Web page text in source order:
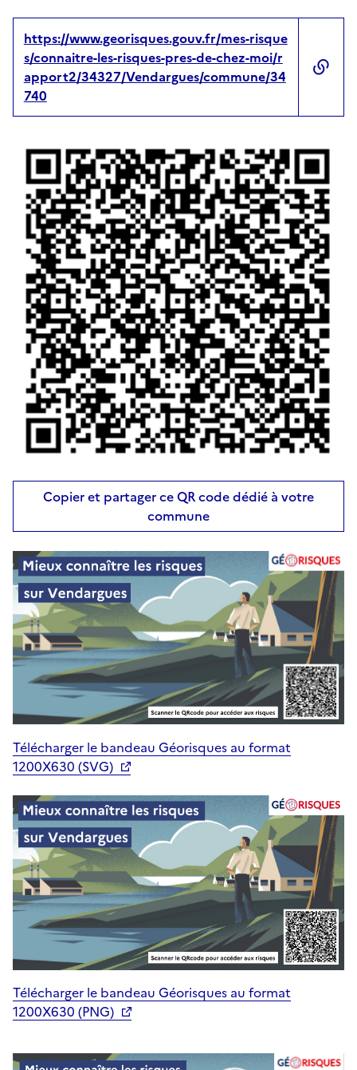
https://www.georisques.gouv.fr/mes-risque
s/connaitre-les-risques-pres-de-chez-moi/r
apport2/34327/Vendargues/commune/34
740
Copier et partager ce QR code dédié à votre
commune
Télécharger le bandeau Géorisques au format
1200X630 (SVG)
Télécharger le bandeau Géorisques au format
1200X630 (PNG)